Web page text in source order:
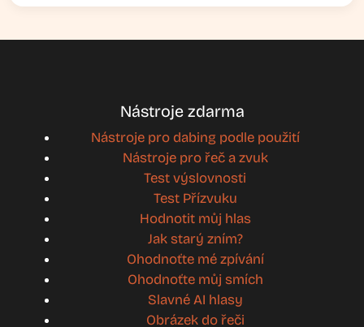
Nástroje zdarma
Nástroje pro dabing podle použití
Nástroje pro řeč a zvuk
Test výslovnosti
Test Přízvuku
Hodnotit můj hlas
Jak starý zním?
Ohodnoťte mé zpívání
Ohodnoťte můj smích
Slavné AI hlasy
Obrázek do řeči